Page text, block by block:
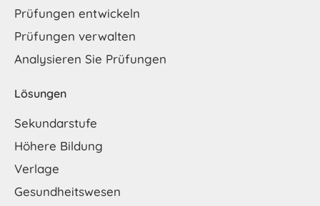
Prüfungen entwickeln
Prüfungen verwalten
Analysieren Sie Prüfungen
Lösungen
Sekundarstufe
Höhere Bildung
Verlage
Gesundheitswesen